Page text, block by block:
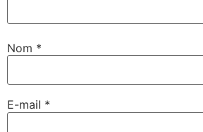
Nom *
E-mail *